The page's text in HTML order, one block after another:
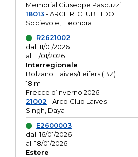
Memorial Giuseppe Pascuzzi
18013- ARCIERI CLUB LIDO
Socievole, Eleonora
R2621002
dal: 11/01/2026
al: 11/01/2026
Interregionale
Bolzano: Laives/Leifers (BZ)
18 m
Frecce d’inverno 2026
21002 - Arco Club Laives
Singh, Daya
E2600003
dal: 16/01/2026
al: 18/01/2026
Estere